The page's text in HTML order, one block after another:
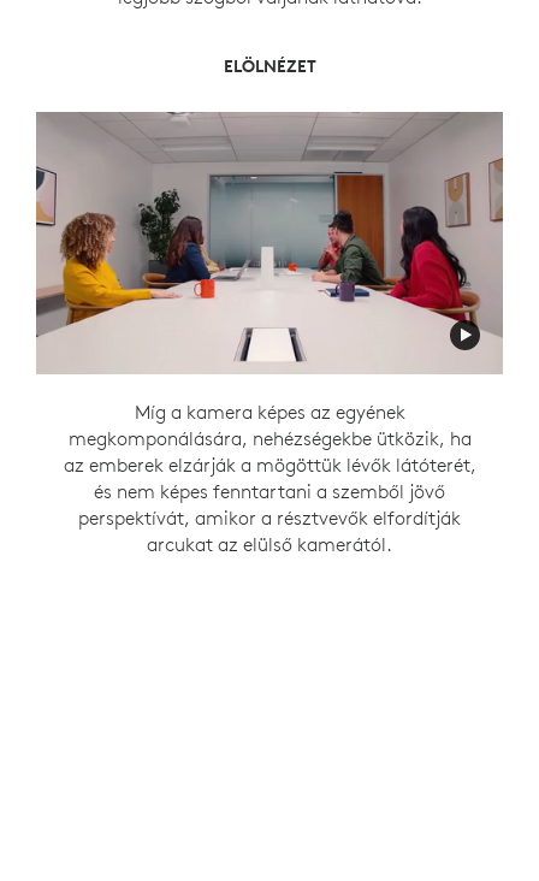
ELÖLNÉZET
Míg a kamera képes az egyének
megkomponálására, nehézségekbe ütközik, ha
az emberek elzárják a mögöttük lévők látóterét,
és nem képes fenntartani a szemből jövő
perspektívát, amikor a résztvevők elfordítják
arcukat az elülső kamerától.
KÖZÉPSŐ NÉZET
Míg a kamera képes rögzíteni, amint a szobában
résztvevők beszélgetnek egymással az asztal
körül, nem tudja fenntartani a szemből jövő
perspektívát, amikor a résztvevők
visszafordítják arcukat a szoba elejére.
ELÖL- ÉS KÖZÉPSŐ NÉZET
A Rally Bar a terem elején, míg a Sight az
asztal közepén elhelyezkedve biztosítja a
személyes interakciók következetes frontális
megjelenítését a beszélgetés során, a
RightSight 2 Smart Switchingsegítségével.